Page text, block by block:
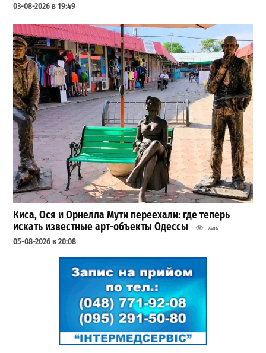
03-08-2026 в 19:49
Киса, Ося и Орнелла Мути переехали: где теперь
искать известные арт-объекты Одессы
2404
05-08-2026 в 20:08